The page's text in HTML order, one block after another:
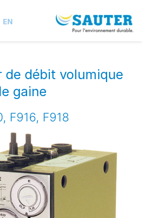
EN
de débit volumique
gaine
F916, F918